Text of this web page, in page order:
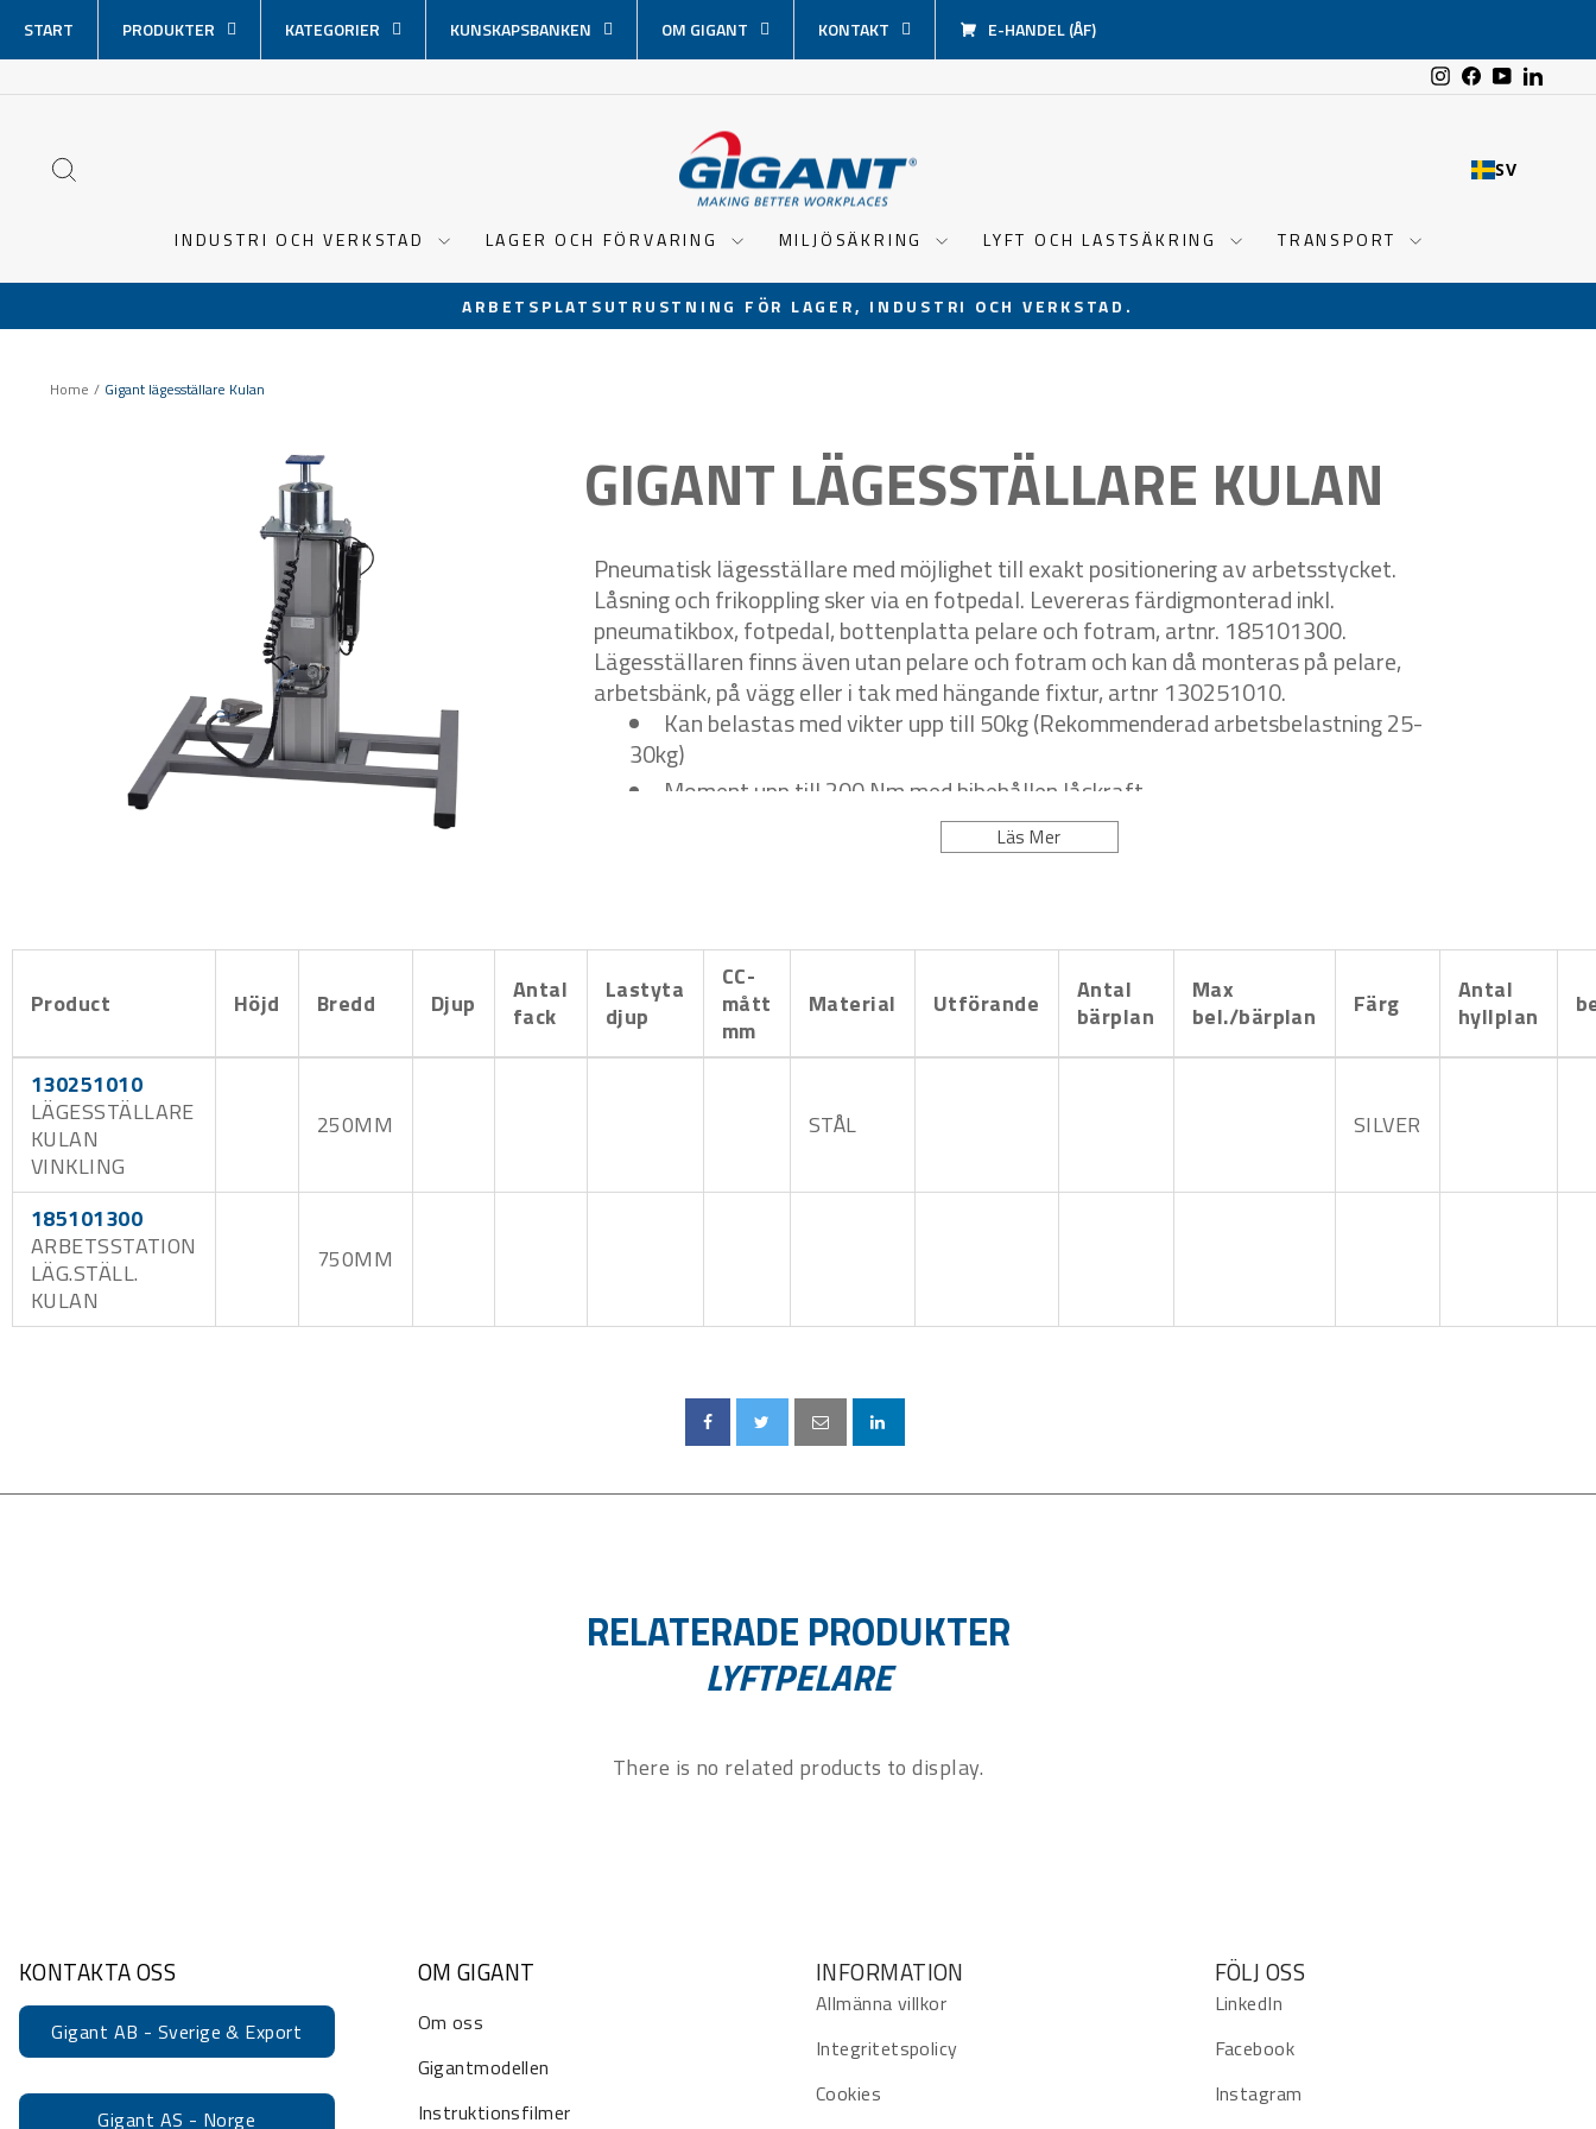
över
innehåll
START PRODUKTER KATEGORIER KUNSKAPSBANKEN OM GIGANT KONTAKT E-HANDEL (ÅF)
Instagram
Facebook
YouTube
SV
INDUSTRI OCH VERKSTAD LAGER OCH FÖRVARING MILJÖSÄKRING LYFT OCH LASTSÄKRING TRANSPORT
Pausa
ARBETSPLATSUTRUSTNING FÖR LAGER, INDUSTRI OCH VERKSTAD.
Home / Gigant lägesställare Kulan
GIGANT LÄGESSTÄLLARE KULAN
Pneumatisk lägesställare med möjlighet till exakt positionering av arbetsstycket.
Låsning och frikoppling sker via en fotpedal. Levereras färdigmonterad inkl.
pneumatikbox, fotpedal, bottenplatta pelare och fotram, artnr. 185101300.
Lägesställaren finns även utan pelare och fotram och kan då monteras på pelare,
arbetsbänk, på vägg eller i tak med hängande fixtur, artnr 130251010.
Kan belastas med vikter upp till 50kg (Rekommenderad arbetsbelastning 25-
30kg)
Moment upp till 200 Nm med bibehållen låskraft
Max arbetstryck 0,8 MPa (8bar)
Kan lutas upp till 45 gr. i alla riktningar och 90 gr. i en riktning
Skyddsdamaskför lägesställare. Monteras runt kulans axel och räcker ner till golv
om kulan är monterad på standardpelare. Skyddar mot smuts, slipdamm och
svetsstänk.
Påbyggnadsram
för påbyggnader, ram för sidoskiva och sidoskivor i flera
utföranden.
Läs Mer
Product Höjd Bredd Djup
Antal
fack
Lastyta
djup
CC-
mått
mm
Material Utförande
Antal
bärplan
Max
bel./bärplan
Färg
Antal
hyllplan
130251010
LÄGESSTÄLLARE
KULAN
VINKLING
250MM STÅL SILVER
185101300
ARBETSSTATION
LÄG.STÄLL.
KULAN
750MM
RELATERADE PRODUKTER
LYFTPELARE
There is no related products to display.
KONTAKTA OSS
Gigant AB - Sverige & Export
Gigant AS - Norge
OM GIGANT
Om oss
Gigantmodellen
Instruktionsfilmer
INFORMATION
Allmänna villkor
Integritetspolicy
Cookies
FÖLJ OSS
LinkedIn
Facebook
Instagram